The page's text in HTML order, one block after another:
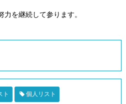
を継続して参ります。
ト 個人リスト